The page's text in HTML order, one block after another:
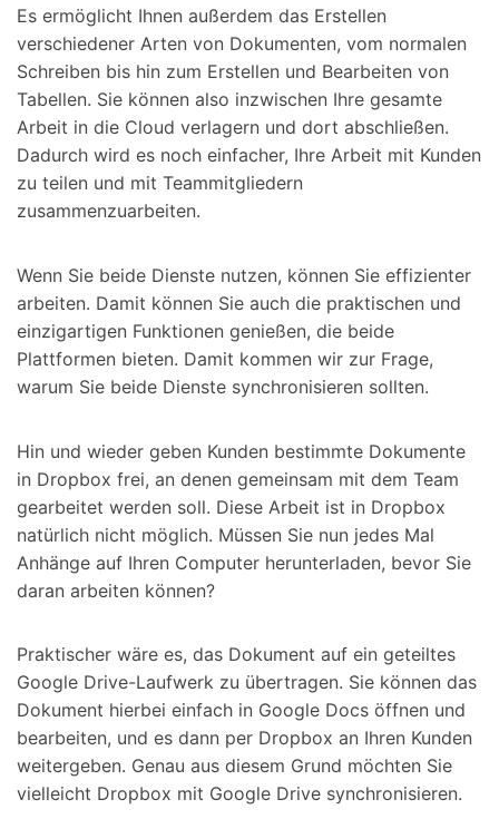
Es ermöglicht Ihnen außerdem das Erstellen
verschiedener Arten von Dokumenten, vom normalen
Schreiben bis hin zum Erstellen und Bearbeiten von
Tabellen. Sie können also inzwischen Ihre gesamte
Arbeit in die Cloud verlagern und dort abschließen.
Dadurch wird es noch einfacher, Ihre Arbeit mit Kunden
zu teilen und mit Teammitgliedern
zusammenzuarbeiten.
Wenn Sie beide Dienste nutzen, können Sie effizienter
arbeiten. Damit können Sie auch die praktischen und
einzigartigen Funktionen genießen, die beide
Plattformen bieten. Damit kommen wir zur Frage,
warum Sie beide Dienste synchronisieren sollten.
Hin und wieder geben Kunden bestimmte Dokumente
in Dropbox frei, an denen gemeinsam mit dem Team
gearbeitet werden soll. Diese Arbeit ist in Dropbox
natürlich nicht möglich. Müssen Sie nun jedes Mal
Anhänge auf Ihren Computer herunterladen, bevor Sie
daran arbeiten können?
Praktischer wäre es, das Dokument auf ein geteiltes
Google Drive-Laufwerk zu übertragen. Sie können das
Dokument hierbei einfach in Google Docs öffnen und
bearbeiten, und es dann per Dropbox an Ihren Kunden
weitergeben. Genau aus diesem Grund möchten Sie
vielleicht Dropbox mit Google Drive synchronisieren.